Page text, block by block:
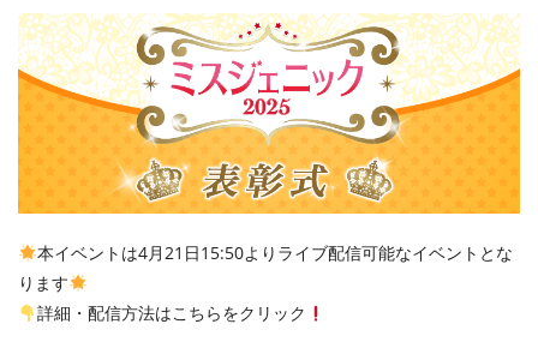
本イベントは4月21日15:50よりライブ配信可能なイベントとな
ります
詳細・配信方法はこちらをクリック